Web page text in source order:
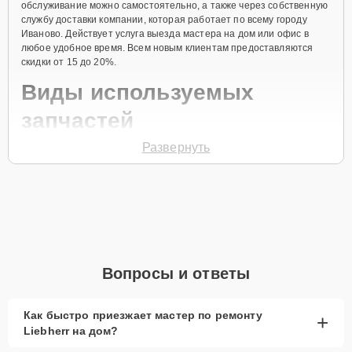
обслуживание можно самостоятельно, а также через собственную
службу доставки компании, которая работает по всему городу
Иваново. Действует услуга выезда мастера на дом или офис в
любое удобное время. Всем новым клиентам предоставляются
скидки от 15 до 20%.
Виды используемых
запчастей
Для ремонта морозильной камеры модели GNP 4166
активное использование устройства дольше
запчастей.
При наличии планов в скором времени заменить
Развернуть
Вопросы и ответы
Как быстро приезжает мастер по ремонту
Liebherr на дом?
+